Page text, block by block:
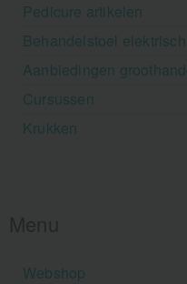
Pedicure artikelen
Behandelstoel elektrisch
Aanbiedingen
Cursussen
Krukken
Webshop